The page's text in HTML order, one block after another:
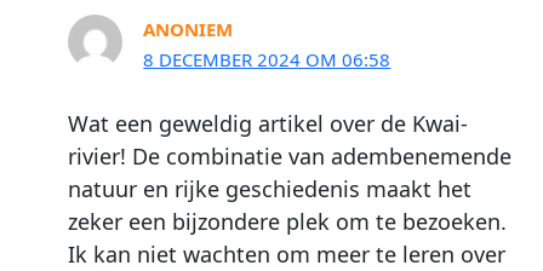
ANONIEM
8 DECEMBER 2024 OM 06:58
Wat een geweldig artikel over de Kwai-
rivier! De combinatie van adembenemende
natuur en rijke geschiedenis maakt het
zeker een bijzondere plek om te bezoeken.
Ik kan niet wachten om meer te leren over